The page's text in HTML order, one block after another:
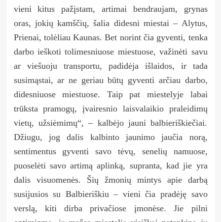
vieni kitus pažįstam, artimai bendraujam, grynas
oras, jokių kamščių, šalia didesni miestai – Alytus,
Prienai, tolėliau Kaunas. Bet norint čia gyventi, tenka
darbo ieškoti tolimesniuose miestuose, važinėti savu
ar viešuoju transportu, padidėja išlaidos, ir tada
susimąstai, ar ne geriau būtų gyventi arčiau darbo,
didesniuose miestuose. Taip pat miestelyje labai
trūksta pramogų, įvairesnio laisvalaikio praleidimų
vietų, užsiėmimų“, – kalbėjo jauni balbieriškiečiai.
Džiugu, jog dalis kalbinto jaunimo jaučia norą,
sentimentus gyventi savo tėvų, senelių namuose,
puoselėti savo artimą aplinką, supranta, kad jie yra
dalis visuomenės. Šių žmonių mintys apie darbą
susijusios su Balbieriškiu – vieni čia pradėję savo
verslą, kiti dirba privačiose įmonėse. Jie pilni